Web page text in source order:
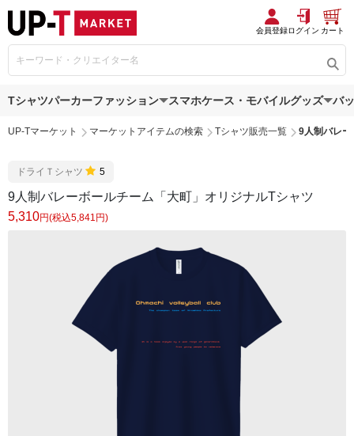
会員登録ログイン カート
Tシャツパーカーファッション スマホケース・モバイルグッズ バ
UP-Tマーケット マーケットアイテムの検索 Tシャツ販売一覧 9人制バレ
ドライＴシャツ 5
9人制バレーボールチーム「大町」オリジナルTシャツ
5,310円(税込5,841円)